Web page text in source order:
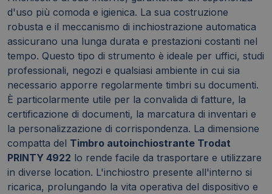
d'uso più comoda e igienica. La sua costruzione
robusta e il meccanismo di inchiostrazione automatica
assicurano una lunga durata e prestazioni costanti nel
tempo. Questo tipo di strumento è ideale per uffici, studi
professionali, negozi e qualsiasi ambiente in cui sia
necessario apporre regolarmente timbri su documenti.
È particolarmente utile per la convalida di fatture, la
certificazione di documenti, la marcatura di inventari e
la personalizzazione di corrispondenza. La dimensione
compatta del Timbro autoinchiostrante Trodat
PRINTY 4922 lo rende facile da trasportare e utilizzare
in diverse location. L'inchiostro presente all'interno si
ricarica, prolungando la vita operativa del dispositivo e